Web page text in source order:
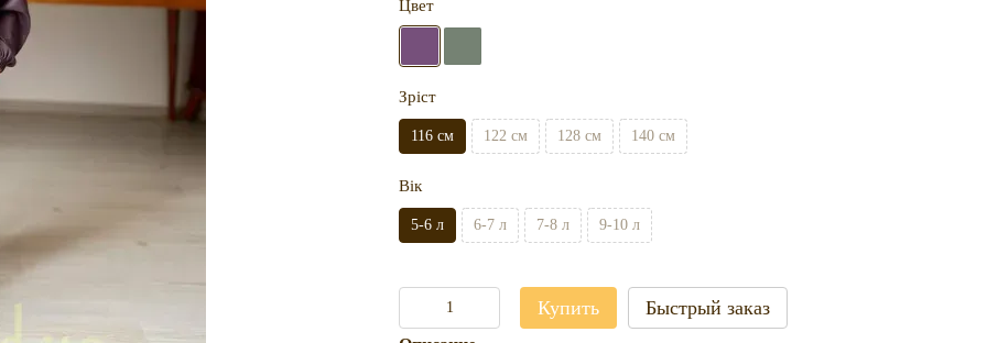
Цвет
Зріст
116 см 122 см 128 см 140 см
Вік
5-6 л 6-7 л 7-8 л 9-10 л
Купить Быстрый заказ